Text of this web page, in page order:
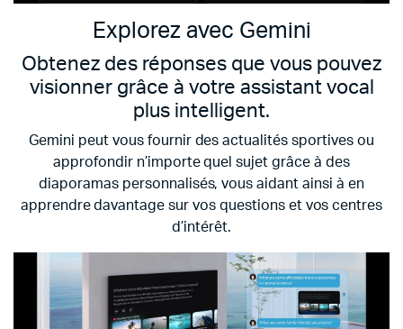
Explorez avec Gemini
Obtenez des réponses que vous pouvez
visionner grâce à votre assistant vocal
plus intelligent.
Gemini peut vous fournir des actualités sportives ou
approfondir n’importe quel sujet grâce à des
diaporamas personnalisés, vous aidant ainsi à en
apprendre davantage sur vos questions et vos centres
d’intérêt.